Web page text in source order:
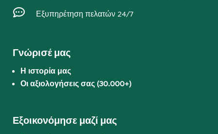
 Εξυπηρέτηση πελατών 24/7
Γνώρισέ μας
Η ιστορία μας
Οι αξιολογήσεις σας (30.000+)
Εξοικονόμησε μαζί μας